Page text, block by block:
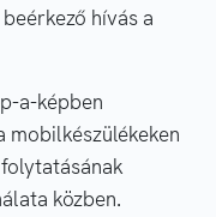
hívás a
a-képben
mobilkészülékeken
közben.